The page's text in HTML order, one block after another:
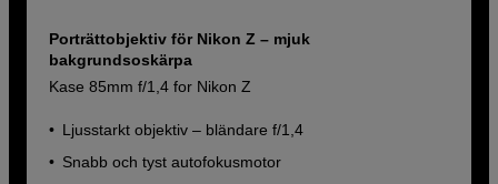
Porträttobjektiv för Nikon Z – mjuk
bakgrundsoskärpa
Kase 85mm f/1,4 for Nikon Z
Ljusstarkt objektiv – bländare f/1,4
Snabb och tyst autofokusmotor